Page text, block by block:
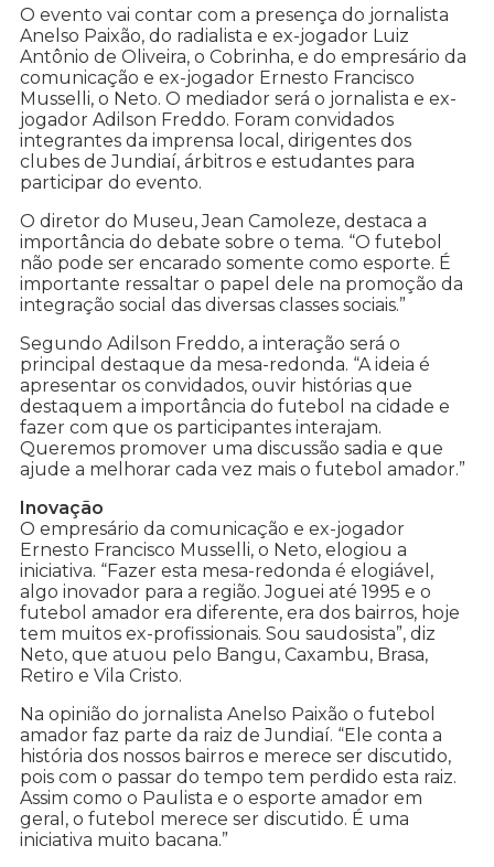
O evento vai contar com a presença do jornalista
Anelso Paixão, do radialista e ex-jogador Luiz
Antônio de Oliveira, o Cobrinha, e do empresário da
comunicação e ex-jogador Ernesto Francisco
Musselli, o Neto. O mediador será o jornalista e ex-
jogador Adilson Freddo. Foram convidados
integrantes da imprensa local, dirigentes dos
clubes de Jundiaí, árbitros e estudantes para
participar do evento.
O diretor do Museu, Jean Camoleze, destaca a
importância do debate sobre o tema. “O futebol
não pode ser encarado somente como esporte. É
importante ressaltar o papel dele na promoção da
integração social das diversas classes sociais.”
Segundo Adilson Freddo, a interação será o
principal destaque da mesa-redonda. “A ideia é
apresentar os convidados, ouvir histórias que
destaquem a importância do futebol na cidade e
fazer com que os participantes interajam.
Queremos promover uma discussão sadia e que
ajude a melhorar cada vez mais o futebol amador.”
Inovação
O empresário da comunicação e ex-jogador
Ernesto Francisco Musselli, o Neto, elogiou a
iniciativa. “Fazer esta mesa-redonda é elogiável,
algo inovador para a região. Joguei até 1995 e o
futebol amador era diferente, era dos bairros, hoje
tem muitos ex-profissionais. Sou saudosista”, diz
Neto, que atuou pelo Bangu, Caxambu, Brasa,
Retiro e Vila Cristo.
Na opinião do jornalista Anelso Paixão o futebol
amador faz parte da raiz de Jundiaí. “Ele conta a
história dos nossos bairros e merece ser discutido,
pois com o passar do tempo tem perdido esta raiz.
Assim como o Paulista e o esporte amador em
geral, o futebol merece ser discutido. É uma
iniciativa muito bacana.”